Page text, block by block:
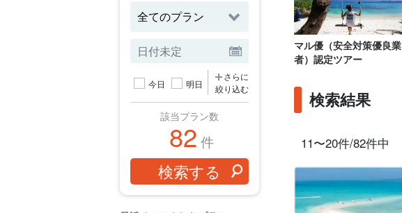
今日 明日
さらに
絞り込む
該当プラン数
82 件
マル優（安全対策優良業
者）認定ツアー
検索結果
11〜20件/82件中